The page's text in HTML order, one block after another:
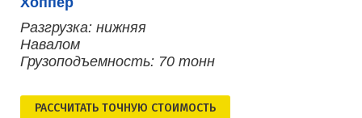
Разгрузка: нижняя
Навалом
Грузоподъемность: 70 тонн
РАСCЧИТАТЬ ТОЧНУЮ СТОИМОСТЬ